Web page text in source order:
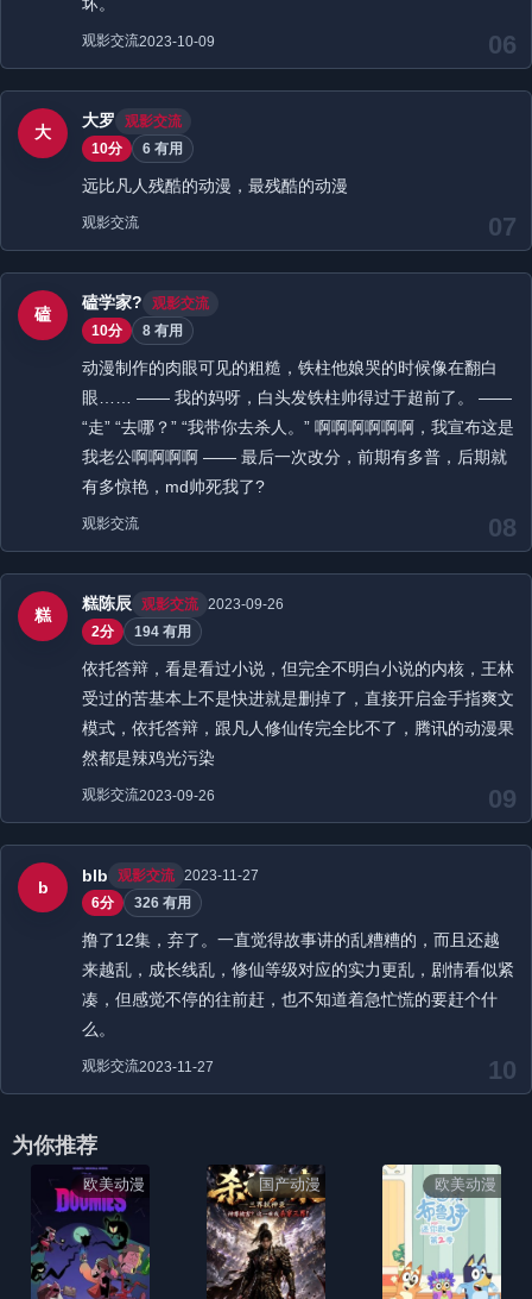
06
观影交流2023-10-09
07
大
大罗
观影交流
10分
6 有用
远比凡人残酷的动漫，最残酷的动漫
观影交流
08
磕
磕学家?
观影交流
10分
8 有用
动漫制作的肉眼可见的粗糙，铁柱他娘哭的时候像在翻白
眼…… —— 我的妈呀，白头发铁柱帅得过于超前了。 ——
“走” “去哪？” “我带你去杀人。” 啊啊啊啊啊啊，我宣布这是
我老公啊啊啊啊 —— 最后一次改分，前期有多普，后期就
有多惊艳，md帅死我了?
观影交流
09
糕
糕陈辰 观影交流 2023-09-26
2分
194 有用
依托答辩，看是看过小说，但完全不明白小说的内核，王林
受过的苦基本上不是快进就是删掉了，直接开启金手指爽文
模式，依托答辩，跟凡人修仙传完全比不了，腾讯的动漫果
然都是辣鸡光污染
观影交流2023-09-26
10
b
blb 观影交流 2023-11-27
6分
326 有用
撸了12集，弃了。一直觉得故事讲的乱糟糟的，而且还越
来越乱，成长线乱，修仙等级对应的实力更乱，剧情看似紧
凑，但感觉不停的往前赶，也不知道着急忙慌的要赶个什
么。
观影交流2023-11-27
为你推荐
欧美动漫 国产动漫 欧美动漫